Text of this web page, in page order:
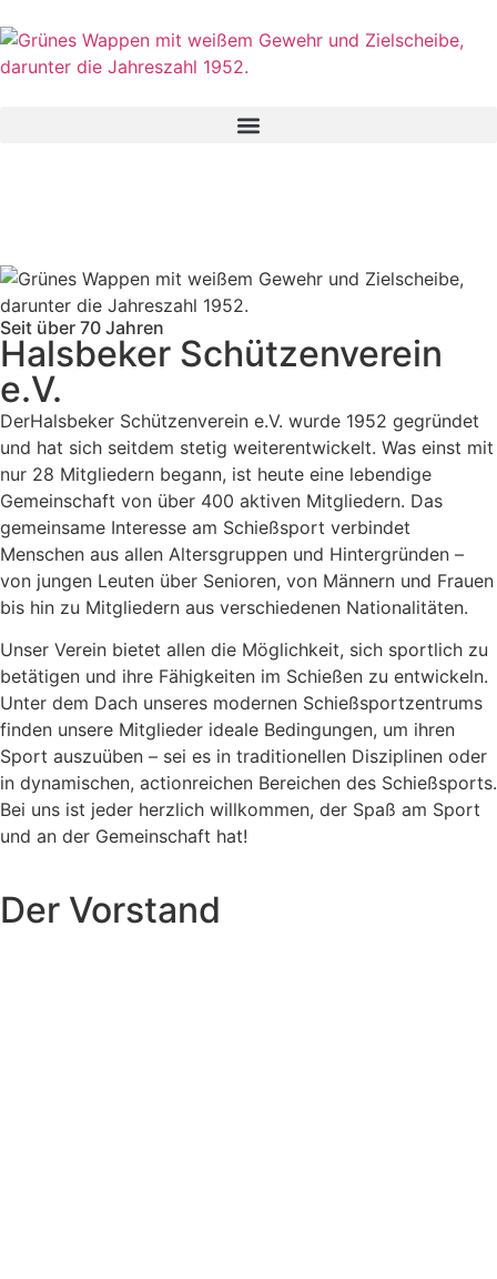
Seit über 70 Jahren
Halsbeker Schützenverein
e.V.
DerHalsbeker Schützenverein e.V. wurde 1952 gegründet
und hat sich seitdem stetig weiterentwickelt. Was einst mit
nur 28 Mitgliedern begann, ist heute eine lebendige
Gemeinschaft von über 400 aktiven Mitgliedern. Das
gemeinsame Interesse am Schießsport verbindet
Menschen aus allen Altersgruppen und Hintergründen –
von jungen Leuten über Senioren, von Männern und Frauen
bis hin zu Mitgliedern aus verschiedenen Nationalitäten.
Unser Verein bietet allen die Möglichkeit, sich sportlich zu
betätigen und ihre Fähigkeiten im Schießen zu entwickeln.
Unter dem Dach unseres modernen Schießsportzentrums
finden unsere Mitglieder ideale Bedingungen, um ihren
Sport auszuüben – sei es in traditionellen Disziplinen oder
in dynamischen, actionreichen Bereichen des Schießsports.
Bei uns ist jeder herzlich willkommen, der Spaß am Sport
und an der Gemeinschaft hat!
Der Vorstand